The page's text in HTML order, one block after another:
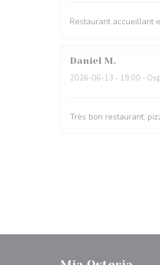
Restaurant accueillant
Daniel M
2026-06-13 - 19:00 -
Très bon restaurant,